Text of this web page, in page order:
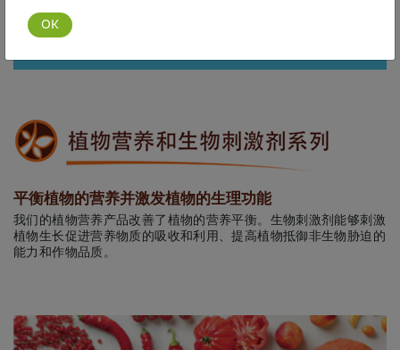
平衡植物的营养并激发植物的生理功能
我们的植物营养产品改善了植物的营养平衡。生物刺激剂能够刺激
植物生长促进营养物质的吸收和利用、提高植物抵御非生物胁迫的
能力和作物品质。